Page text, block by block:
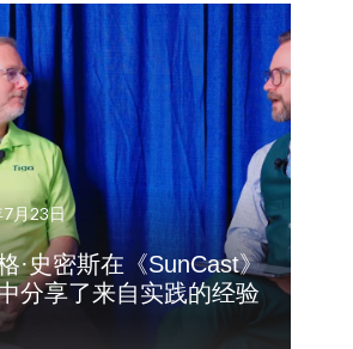
月23日
·史密斯在《SunCast》
分享了来自实践的经验